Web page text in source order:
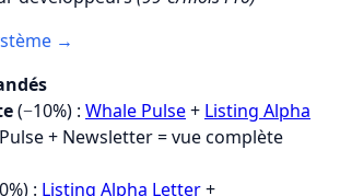
→
(−10%) : Whale Pulse+ Listing Alpha
+ Newsletter = vue complète
: Listing Alpha Letter+